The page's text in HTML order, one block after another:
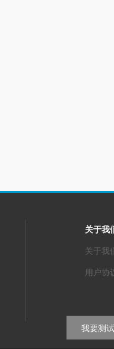
关于我
关于我
用户协
我要测试